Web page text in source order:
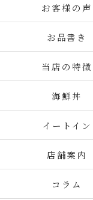
お客様の声
お品書き
当店の特徴
海鮮丼
イートイン
店舗案内
コラム